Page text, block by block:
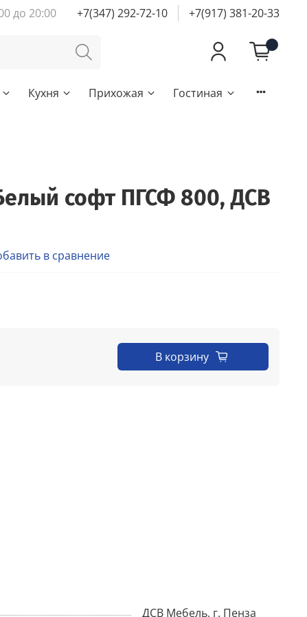
до 20:00 +7(347) 292-72-10 +7(917) 381-20-33
Кухня Прихожая Гостиная
софт ПГСФ 800, ДСВ
в сравнение
В корзину
ДСВ Мебель, г. Пенза